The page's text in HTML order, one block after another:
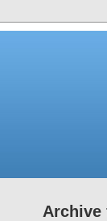
Archive